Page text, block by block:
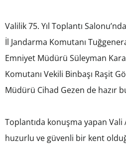
Valilik 75. Yıl Toplantı
İl Jandarma Komutanı
Emniyet Müdürü Süleyman
Komutanı Vekili Binbaşı Raşit
Müdürü Cihad Gezen de hazır
Toplantıda konuşma yapan Vali
huzurlu ve güvenli bir kent